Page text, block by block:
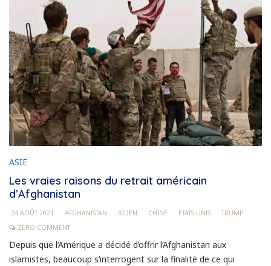
ASIE
Les vraies raisons du retrait américain
d’Afghanistan
24 AOÛT 2021 AFGHANISTAN BIDEN CHINE ETATS-UNIS
TRUMP
ZERO COMMENT
Depuis que l’Amérique a décidé d’offrir l’Afghanistan aux
islamistes, beaucoup s’interrogent sur la finalité de ce qui